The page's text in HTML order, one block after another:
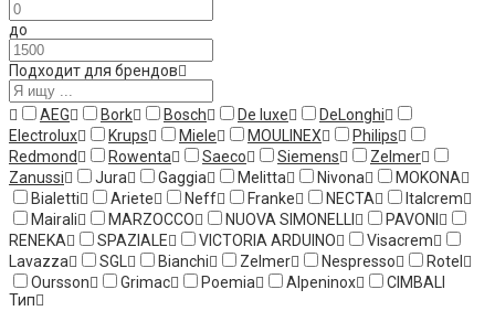
до
Подходит для брендов
AEG Bork Bosch De luxe
DeLonghi
Electrolux
Krups Miele MOULINEX
Philips
Redmond
Rowenta Saeco Siemens
Zelmer
Zanussi
Jura Gaggia Melitta Nivona
MOKONA
Bialetti
Ariete Neff Franke NECTA
Italcrem
Mairali
MARZOCCO NUOVA SIMONELLI
PAVONI
RENEKA
SPAZIALE VICTORIA ARDUINO
Visacrem
Lavazza
SGL Bianchi Zelmer​ Nespresso
Rotel
Oursson
Grimac Poemia Alpeninox
CIMBALI
Тип